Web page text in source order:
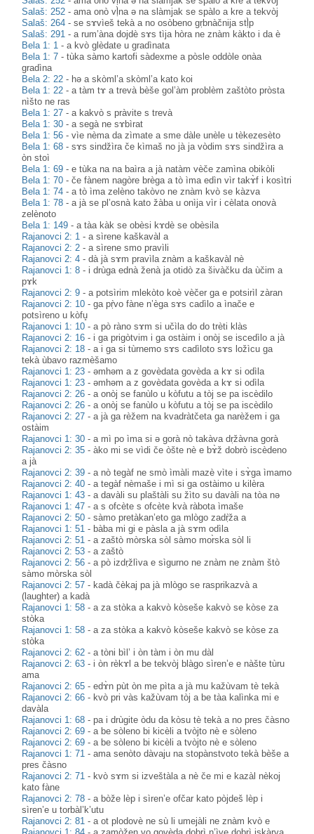
Salaš: 252 -ama onò vḷ̀na ə na slàmjak se spàlo a kre a tekvòj
Salaš: 264 -se sɤvìeš tekà a no osòbeno gṛbnàčnija stḷ̀p
Salaš: 291 -a rum’àna dojdè sɤs tìja hòra ne znàm kàkto i da è
Bela 1: 1 -a kvò glèdate u gradìnata
Bela 1: 7 -tùka sàmo kartofi sàdexme a pòsle oddòle onàa
gradìna
Bela 2: 22 - hə a skòml’a skòml’a kato koi
Bela 1: 22 -a tàm tɤ a trevà bèše gol’àm problèm zaštòto pròsta
nìšto ne ras
Bela 1: 27 -a kakvò s pràvite s trevà
Bela 1: 30 -a segà ne sɤbìrat
Bela 1: 56 -vìe nèma da zìmate a sme dàle unèle u tèkezesèto
Bela 1: 68 -sɤs sindžìra če kìmaš no jà ja vòdim sɤs sindžìra a
òn stoì
Bela 1: 69 -e tùka na na baìra a jà natàm vèče zamìna obikòli
Bela 1: 70 -če fànem nagòre brèga a tò ìma edìn vìr takɤ̀f i kosìtri
Bela 1: 74 -a tò ìma zelèno takòvo ne znàm kvò se kàzva
Bela 1: 78 -a jà se pl’osnà kato žàba u onìja vìr i cèlata onovà
zelènoto
Bela 1: 149 -a tàa kàk se obèsi kɤdè se obèsila
Rajanovci 2: 1 -a sìrene kaškavàl a
Rajanovci 2: 2 -a sìrene smo pravìli
Rajanovci 2: 4 -dà jà sɤm pravìla znàm a kaškavàl nè
Rajanovci 1: 8 - i drùga ednà ženà ja otidò za šivàčku da ùčim a
pɤk
Rajanovci 2: 9 -a potsìrim mlekòto koè vèčer ga e potsirìl zàran
Rajanovci 2: 10 -ga pṛ̀vo fàne n’èga sɤs cadìlo a ìnače e
potsìreno u kòfu̥
Rajanovci 1: 10 -a pò ràno sɤm si učìla do do trèti klàs
Rajanovci 2: 16 - i ga prigòtvim i ga ostàim i onòj se iscedìlo a jà
Rajanovci 2: 18 -a i ga si tùrnemo sɤs cadìloto sɤs ložìcu ga
tekà ùbavo razmèšamo
Rajanovci 1: 23 -əmhəm a z govèdata govèda a kɤ si odìla
Rajanovci 1: 23 -əmhəm a z govèdata govèda a kɤ si odìla
Rajanovci 2: 26 -a onòj se fanùlo u kòfutu a tòj se pa iscèdilo
Rajanovci 2: 26 -a onòj se fanùlo u kòfutu a tòj se pa iscèdilo
Rajanovci 2: 27 -a jà ga rèžem na kvadràtčeta ga narèžem i ga
ostàim
Rajanovci 1: 30 -a mì po ìma si ə gorà nò takàva dṛžàvna gorà
Rajanovci 2: 35 -àko mi se vìdi če òšte nè e bɤ̀ž dobrò iscèdeno
a jà
Rajanovci 2: 39 -a nò tegàf ne smò ìmàli mazè vìte i sɤ̀ga ìmamo
Rajanovci 2: 40 -a tegàf nèmaše i mì si ga ostàimo u kilèra
Rajanovci 1: 43 -a davàli su plaštàli su žìto su davàli na tòa nə
Rajanovci 1: 47 -a s ofcète s ofcète kvà ràbota ìmaše
Rajanovci 2: 50 -sàmo pretàkan’eto ga mlògo zadṛ̀ža a
Rajanovci 1: 51 - bàba mi gi e pàsla a jà sɤm odìla
Rajanovci 2: 51 -a zaštò mòrska sòl sàmo mor̀ska sòl li
Rajanovci 2: 53 -a zaštò
Rajanovci 2: 56 -a pò izdṛžlìva e sìgurno ne znàm ne znàm štò
sàmo mòrska sòl
Rajanovci 2: 57 - kadà čèkaj pa jà mlògo se rasprikazvà a
(laughter) a kadà
Rajanovci 1: 58 -a za stòka a kakvò kòseše kakvò se kòse za
stòka
Rajanovci 1: 58 -a za stòka a kakvò kòseše kakvò se kòse za
stòka
Rajanovci 2: 62 -a tòni bìl’ i òn tàm i òn mu dàl
Rajanovci 2: 63 - i òn rèkɤl a be tekvòj blàgo sìren’e e nàšte tùru
ama
Rajanovci 2: 65 -edɤ̀n pùt òn me pìta a jà mu kažùvam tè tekà
Rajanovci 2: 66 - kvò pri vàs kažùvam tòj a be tàa kalìnka mi e
davàla
Rajanovci 1: 68 -pa i drùgite òdu da kòsu tè tekà a no pres čàsno
Rajanovci 2: 69 -a be sòleno bi kicèli a tvòjto nè e sòleno
Rajanovci 2: 69 -a be sòleno bi kicèli a tvòjto nè e sòleno
Rajanovci 1: 71 -ama senòto dàvaju na stopànstvoto tekà bèše a
pres čàsno
Rajanovci 2: 71 - kvò sɤm si izveštàla a nè če mi e kazàl nèkoj
kato fàne
Rajanovci 2: 78 -a bòže lèp i sìren’e ofčar kato pòjdeš lèp i
sìren’e u torbàl’k’utu
Rajanovci 2: 81 -a ot plodovè ne sù li umejàli ne znàm kvò e